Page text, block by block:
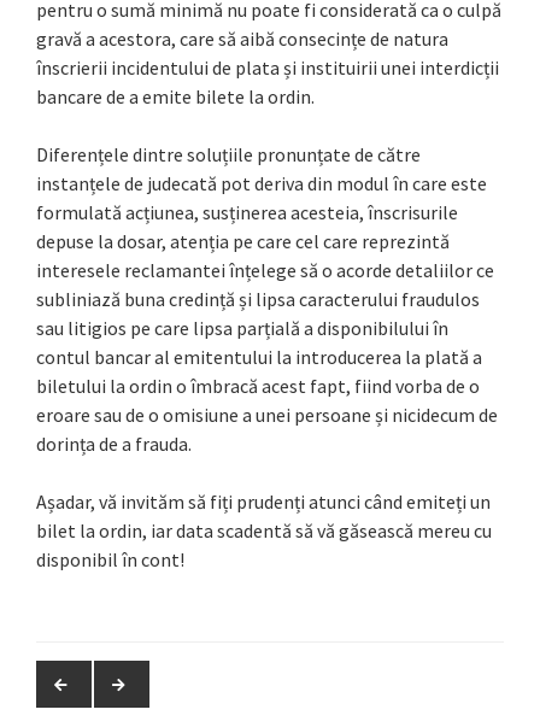
pentru o sumă minimă nu poate fi considerată ca o culpă
gravă a acestora, care să aibă consecințe de natura
înscrierii incidentului de plata și instituirii unei interdicții
bancare de a emite bilete la ordin.
Diferențele dintre soluțiile pronunțate de către
instanțele de judecată pot deriva din modul în care este
formulată acțiunea, susținerea acesteia, înscrisurile
depuse la dosar, atenția pe care cel care reprezintă
interesele reclamantei înțelege să o acorde detaliilor ce
subliniază buna credință și lipsa caracterului fraudulos
sau litigios pe care lipsa parțială a disponibilului în
contul bancar al emitentului la introducerea la plată a
biletului la ordin o îmbracă acest fapt, fiind vorba de o
eroare sau de o omisiune a unei persoane și nicidecum de
dorința de a frauda.
Așadar, vă invităm să fiți prudenți atunci când emiteți un
bilet la ordin, iar data scadentă să vă găsească mereu cu
disponibil în cont!